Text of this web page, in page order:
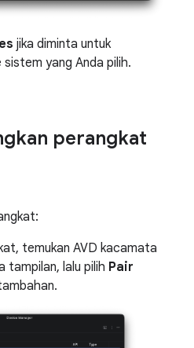
jika diminta untuk
yang Anda pilih.
perangkat
temukan AVD kacamata
tampilan, lalu pilih Pair